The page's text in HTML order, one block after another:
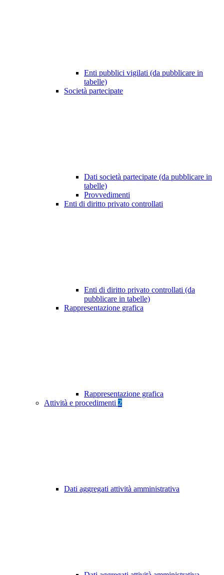
Enti pubblici vigilati (da pubblicare in
tabelle)
Società partecipate
Dati società partecipate (da pubblicare in
tabelle)
Provvedimenti
Enti di diritto privato controllati
Enti di diritto privato controllati (da
pubblicare in tabelle)
Rappresentazione grafica
Rappresentazione grafica
Attività e procedimenti 2
Dati aggregati attività amministrativa